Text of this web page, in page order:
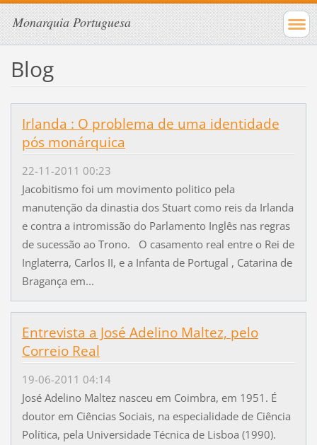
Monarquia Portuguesa
Blog
Irlanda : O problema de uma identidade
pós monárquica
22-11-2011 00:23
Jacobitismo foi um movimento politico pela
manutenção da dinastia dos Stuart como reis da Irlanda
e contra a intromissão do Parlamento Inglês nas regras
de sucessão ao Trono. O casamento real entre o Rei de
Inglaterra, Carlos II, e a Infanta de Portugal , Catarina de
Bragança em...
Entrevista a José Adelino Maltez, pelo
Correio Real
19-06-2011 04:14
José Adelino Maltez nasceu em Coimbra, em 1951. É
doutor em Ciências Sociais, na especialidade de Ciência
Política, pela Universidade Técnica de Lisboa (1990).